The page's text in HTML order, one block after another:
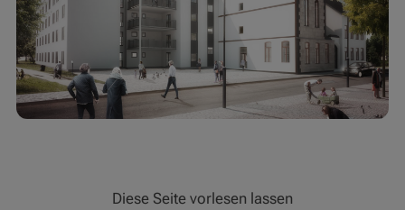
Diese Seite vorlesen lassen